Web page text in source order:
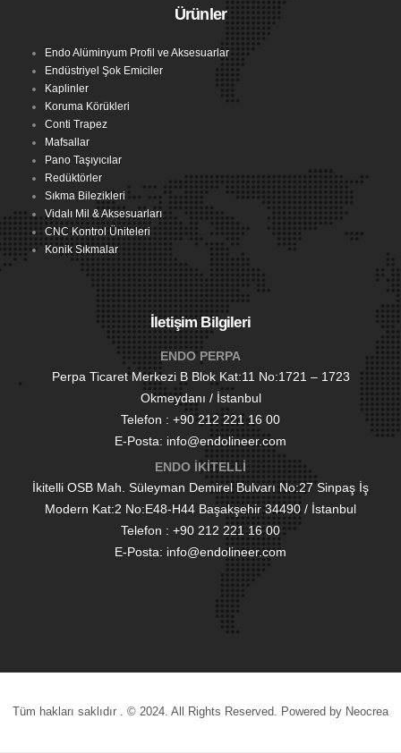
Ürünler
Endo Alüminyum Profil ve Aksesuarlar
Endüstriyel Şok Emiciler
Kaplinler
Koruma Körükleri
Conti Trapez
Mafsallar
Pano Taşıyıcılar
Redüktörler
Sıkma Bilezikleri
Vidalı Mil & Aksesuarları
CNC Kontrol Üniteleri
Konik Sıkmalar
İletişim Bilgileri
ENDO PERPA
Perpa Ticaret Merkezi B Blok Kat:11 No:1721 – 1723
Okmeydanı / İstanbul
Telefon : +90 212 221 16 00
E-Posta: info@endolineer.com
ENDO İKİTELLİ
İkitelli OSB Mah. Süleyman Demirel Bulvarı No:27 Sinpaş İş
Modern Kat:2 No:E48-H44 Başakşehir 34490 / İstanbul
Telefon : +90 212 221 16 00
E-Posta: info@endolineer.com
Tüm hakları saklıdır . © 2024. All Rights Reserved. Powered by Neocrea